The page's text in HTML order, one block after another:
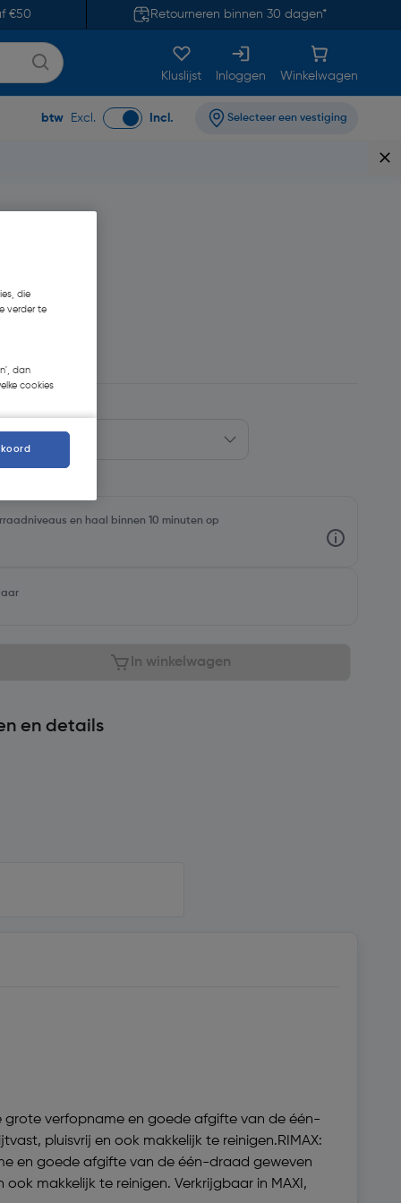
€50 Retourneren binnen 30 dagen*
Kluslijst Inloggen Winkelwagen
btw Excl. Incl. Selecteer een vestiging
en haal binnen 10 minuten op
In winkelwagen
en details
grote verfopname en goede afgifte van de één-
pluisvrij en ook makkelijk te reinigen.RIMAX:
en goede afgifte van de één-draad geweven
makkelijk te reinigen. Verkrijgbaar in MAXI,
die
verder te
dan
cookies